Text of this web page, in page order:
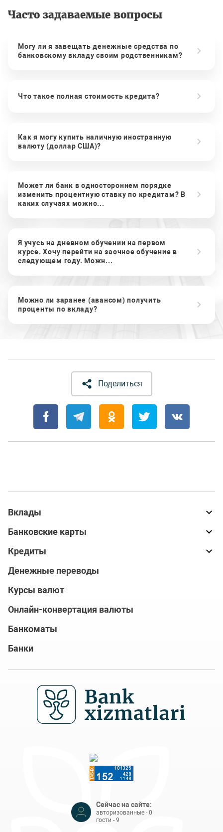
Часто задаваемые вопросы
Могу ли я завещать денежные средства по
банковскому вкладу своим родственникам?
Что такое полная стоимость кредита?
Как я могу купить наличную иностранную
валюту (доллар США)?
Может ли банк в одностороннем порядке
изменить процентную ставку по кредитам? В
каких случаях можно...
Я учусь на дневном обучении на первом
курсе. Хочу перейти на заочное обучение в
следующем году. Можн...
Можно ли заранее (авансом) получить
проценты по вкладу?
Поделиться
Вклады
Банковские карты
Кредиты
Денежные переводы
Курсы валют
Онлайн-конвертация валюты
Банкоматы
Банки
Сейчас на сайте:
авторизованные - 0
гости - 9